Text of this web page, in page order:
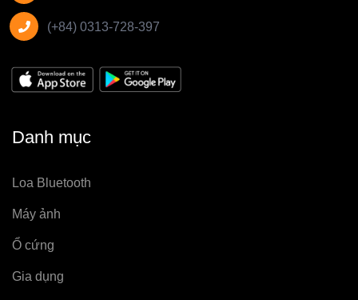
(+84) 0313-728-397
Danh mục
Loa Bluetooth
Máy ảnh
Ổ cứng
Gia dụng